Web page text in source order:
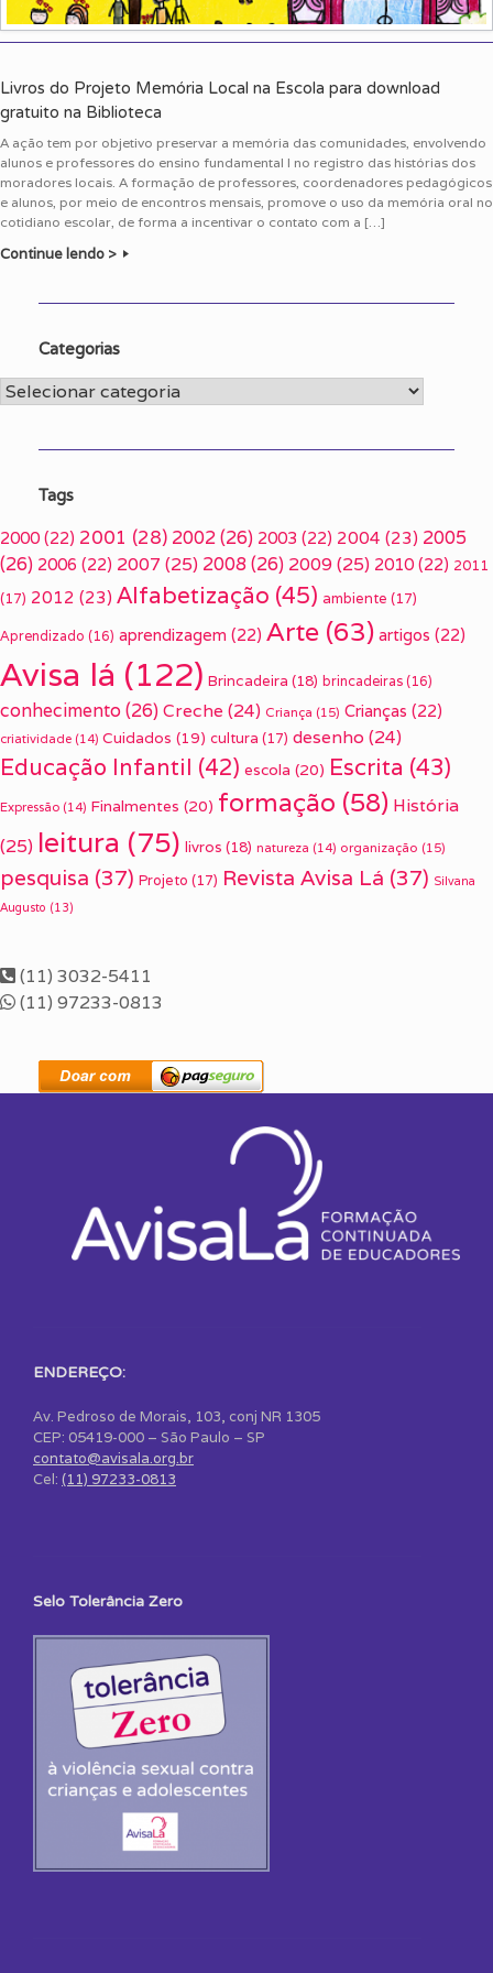
Livros do Projeto Memória Local na Escola para download
gratuito na Biblioteca
A ação tem por objetivo preservar a memória das comunidades, envolvendo
alunos e professores do ensino fundamental I no registro das histórias dos
moradores locais. A formação de professores, coordenadores pedagógicos
e alunos, por meio de encontros mensais, promove o uso da memória oral no
cotidiano escolar, de forma a incentivar o contato com a […]
Continue lendo >
Categorias
Categorias
Tags
2000 (22) 2001 (28) 2002(26) 2003 (22) 2004 (23) 2005
(26) 2006 (22) 2007 (25) 2008(26) 2009(25) 2010 (22) 2011
(17) 2012 (23) Alfabetização (45) ambiente (17)
Aprendizado (16) aprendizagem (22) Arte (63) artigos (22)
Avisa lá (122) Brincadeira (18) brincadeiras (16)
conhecimento(26) Creche (24) Criança (15) Crianças (22)
criatividade (14) Cuidados (19) cultura (17) desenho (24)
Educação Infantil (42) escola (20) Escrita (43)
Expressão (14) Finalmentes (20) formação (58) História
(25) leitura (75) livros (18) natureza (14) organização (15)
pesquisa (37) Projeto (17) Revista Avisa Lá (37) Silvana
Augusto (13)
(11) 3032-5411
(11) 97233-0813
ENDEREÇO:
Av. Pedroso de Morais, 103, conj NR 1305
CEP: 05419-000 – São Paulo – SP
contato@avisala.org.br
Cel: (11) 97233-0813
Selo Tolerância Zero